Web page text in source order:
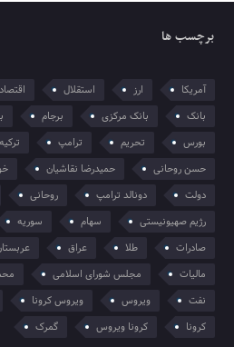
برچسب ها
آمریکا ارز استقلال اقتصاد
بانک
بانک مرکزی برجام
بورس
تحریم ترامپ ترکیه
حسن روحانی
حمیدرضا نقاشیان
دولت
دونالد ترامپ روحانی
رژیم صهیونیستی
سهام سوریه
صادرات
طلا عراق
مالیات
مجلس شورای اسلامی
نفت
ویروس ویروس کرونا
کرونا
کرونا ویروس گمرک